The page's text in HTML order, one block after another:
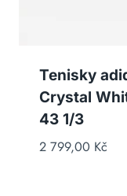
Tenisky
Crystal
43 1/3
2 799,00 Kč